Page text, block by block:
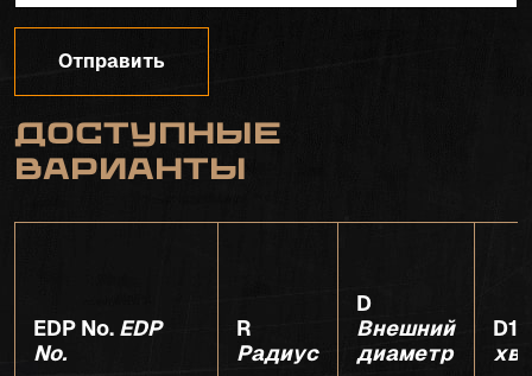
Отправить
Доступные
варианты
EDP No. EDP
No.
R
Радиус
D
Внешний
диаметр
D1